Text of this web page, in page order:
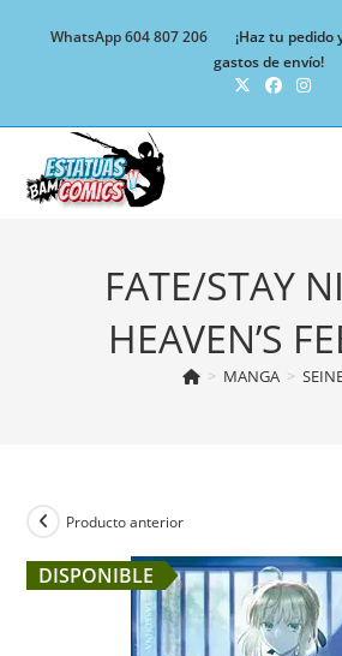
WhatsApp 604 807 206
¡Haz tu
gastos de envío!
FATE/STAY
HEAVEN’S
> MANGA >
Producto anterior
DISPONIBLE